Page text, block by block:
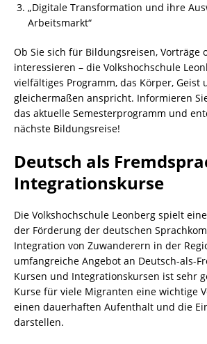
„Digitale Transformation und ihre
Arbeitsmarkt“
Ob Sie sich für Bildungsreisen, Vorträge
interessieren – die Volkshochschule
vielfältiges Programm, das Körper, Geist
gleichermaßen anspricht. Informieren
das aktuelle Semesterprogramm und
nächste Bildungsreise!
Deutsch als
Integrationskurse
Die Volkshochschule Leonberg spielt
der Förderung der deutschen
Integration von Zuwanderern in der
umfangreiche Angebot an Deutsch-als-
Kursen und Integrationskursen ist sehr
Kurse für viele Migranten eine wichtige
einen dauerhaften Aufenthalt und die
darstellen.